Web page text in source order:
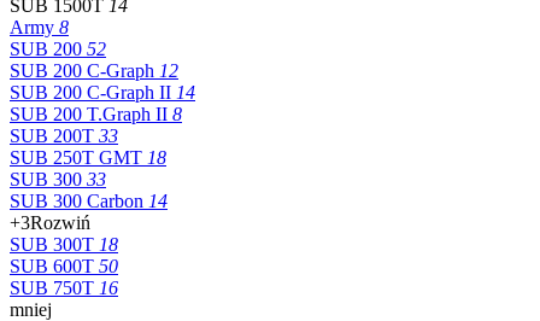
SUB 1500T 14
Army 8
SUB 200 52
SUB 200 C-Graph 12
SUB 200 C-Graph II 14
SUB 200 T.Graph II 8
SUB 200T 33
SUB 250T GMT 18
SUB 300 33
SUB 300 Carbon 14
+3Rozwiń
SUB 300T 18
SUB 600T 50
SUB 750T 16
mniej